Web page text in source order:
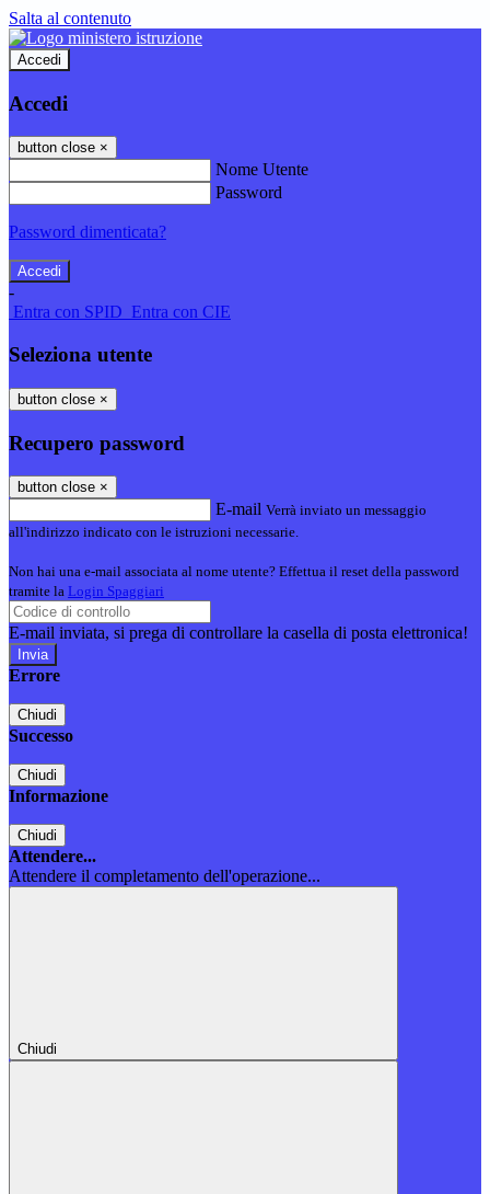
Salta al contenuto
Accedi
Accedi
button close ×
Nome Utente
Password
Password dimenticata?
-
Entra con SPID Entra con CIE
Seleziona utente
button close ×
Recupero password
button close ×
E-mail Verrà inviato un messaggio
all'indirizzo indicato con le istruzioni necessarie.
Non hai una e-mail associata al nome utente? Effettua il reset della password
tramite la Login Spaggiari
E-mail inviata, si prega di controllare la casella di posta elettronica!
Errore
Chiudi
Successo
Chiudi
Informazione
Chiudi
Attendere...
Attendere il completamento dell'operazione...
Chiudi